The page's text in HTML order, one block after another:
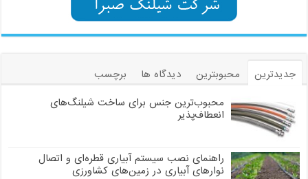
جدیدترین محبوبترین دیدگاه ها
برچسب
محبوب‌ترین جنس برای ساخت شیلنگ‌های
انعطاف‌پذیر
راهنمای نصب سیستم آبیاری قطره‌ای و اتصال
نوارهای آبیاری در زمین‌های کشاورزی